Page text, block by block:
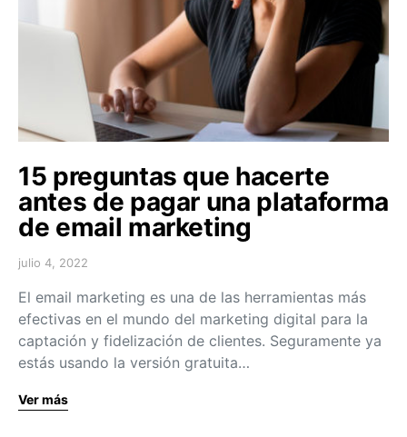
15 preguntas que hacerte
antes de pagar una plataforma
de email marketing
julio 4, 2022
El email marketing es una de las herramientas más
efectivas en el mundo del marketing digital para la
captación y fidelización de clientes. Seguramente ya
estás usando la versión gratuita…
Ver más